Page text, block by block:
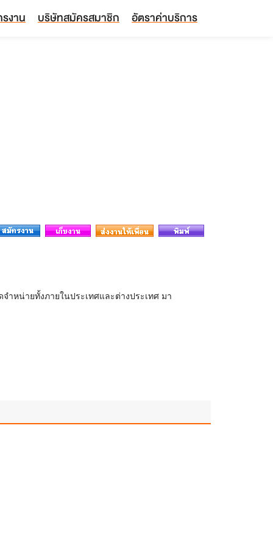
งาน บริษัทสมัครสมาชิก อัตราค่าบริการ
ำหน่ายทั้งภายในประเทศและต่างประเทศ มา